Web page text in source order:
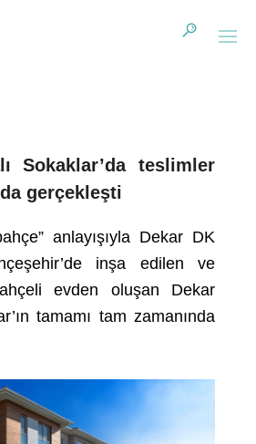
Sokaklar’da teslimler
gerçekleşti
anlayışıyla Dekar DK
inşa edilen ve
evden oluşan Dekar
tamamı tam zamanında